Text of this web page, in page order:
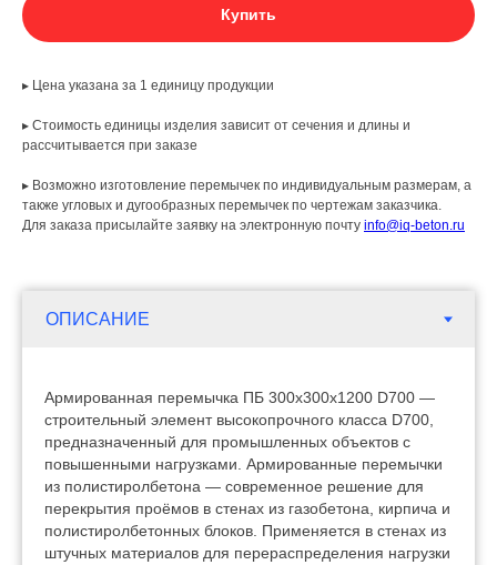
Купить
▸ Цена указана за 1 единицу продукции
▸ Стоимость единицы изделия зависит от сечения и длины и
рассчитывается при заказе
▸ Возможно изготовление перемычек по индивидуальным размерам, а
также угловых и дугообразных перемычек по чертежам заказчика.
Для заказа присылайте заявку на электронную почту info@iq-beton.ru
Армированная перемычка ПБ 300х300х1200 D700 —
строительный элемент высокопрочного класса D700,
предназначенный для промышленных объектов с
повышенными нагрузками. Армированные перемычки
из полистиролбетона — современное решение для
перекрытия проёмов в стенах из газобетона, кирпича и
полистиролбетонных блоков. Применяется в стенах из
штучных материалов для перераспределения нагрузки